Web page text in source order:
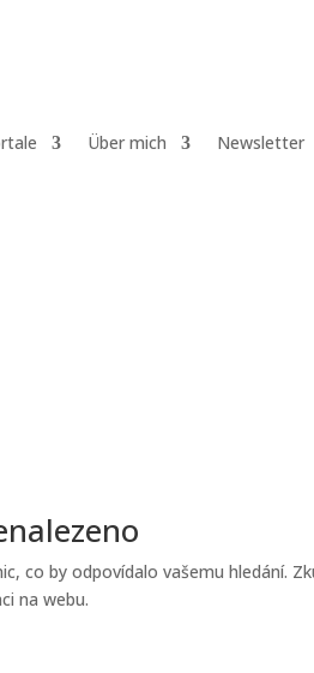
Über mich Newsletter
co by odpovídalo vašemu hledání.
na webu.